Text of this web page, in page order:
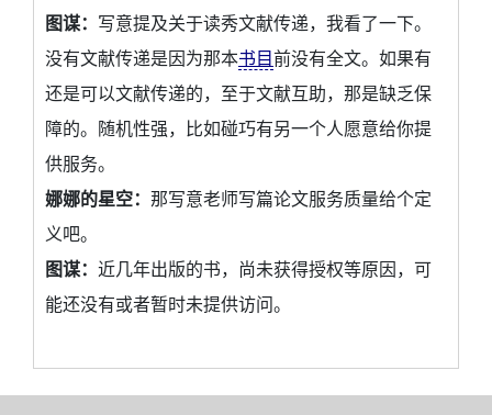
图谋： 写意提及关于读秀文献传递，我看了一下。
没有文献传递是因为那本书目前没有全文。如果有
还是可以文献传递的，至于文献互助，那是缺乏保
障的。随机性强，比如碰巧有另一个人愿意给你提
供服务。
娜娜的星空： 那写意老师写篇论文服务质量给个定
义吧。
图谋： 近几年出版的书，尚未获得授权等原因，可
能还没有或者暂时未提供访问。